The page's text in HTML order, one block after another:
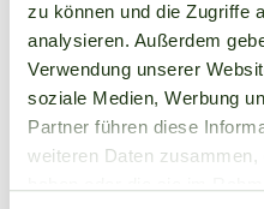
zu können und die Zugriffe
analysieren. Außerdem
Verwendung unserer
soziale Medien, Werbung
Partner führen diese
weiteren Daten